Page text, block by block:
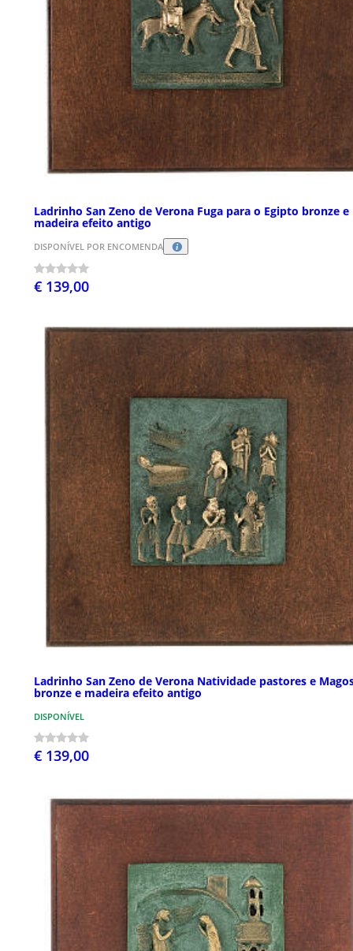
Ladrinho San Zeno de Verona Fuga para o Egipto bronze e
madeira efeito antigo
DISPONÍVEL POR ENCOMENDA
€ 139,00
Ladrinho San Zeno de Verona Natividade pastores e
bronze e madeira efeito antigo
DISPONÍVEL
€ 139,00